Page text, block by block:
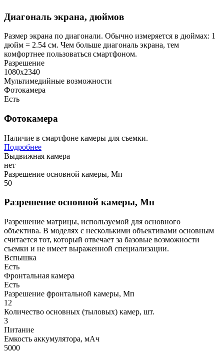
Диагональ экрана, дюймов
Размер экрана по диагонали. Обычно измеряется в дюймах: 1
дюйм = 2.54 см. Чем больше диагональ экрана, тем
комфортнее пользоваться смартфоном.
Разрешение
1080х2340
Мультимедийные возможности
Фотокамера
Есть
Фотокамера
Наличие в смартфоне камеры для съемки.
Подробнее
Выдвижная камера
нет
Разрешение основной камеры, Мп
50
Разрешение основной камеры, Мп
Разрешение матрицы, используемой для основного
объектива. В моделях с несколькими объективами основным
считается тот, который отвечает за базовые возможности
съемки и не имеет выраженной специализации.
Вспышка
Есть
Фронтальная камера
Есть
Разрешение фронтальной камеры, Мп
12
Количество основных (тыловых) камер, шт.
3
Питание
Емкость аккумулятора, мАч
5000